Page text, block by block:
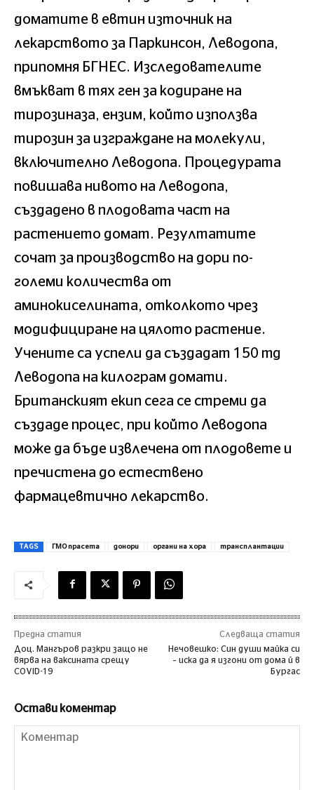
доматите в евтин източник на
лекарството за Паркинсон, Леводопа,
припомня БГНЕС. Изследователите
вмъкват в тях ген за кодиране на
тирозиназа, ензим, който използва
тирозин за изграждане на молекули,
включително Леводопа. Процедурата
повишава нивото на Леводопа,
създадено в плодовата част на
растението домат. Резултатите
сочат за производство на дори по-
големи количества от
аминокиселината, отколкото чрез
модифициране на цялото растение.
Учените са успели да създадат 150 mg
Леводопа на килограм домати.
Британският екип сега се стреми да
създаде процес, при който Леводопа
може да бъде извлечена от плодовете и
пречистена до естествено
фармацевтично лекарство.
TAGS ГМО прасета донори органи на хора трансплантации
Предна статия
Доц. Мангъров разкри защо не
вярва на ваксината срещу
COVID-19
Следваща статия
Нечовешко: Син души майка си
– иска да я изгони от дома й в
Бургас
Остави коментар